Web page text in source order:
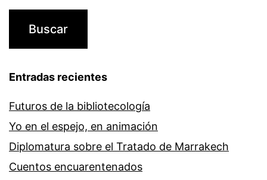
Entradas recientes
Futuros de la bibliotecología
Yo en el espejo, en animación
Diplomatura sobre el Tratado de Marrakech
Cuentos encuarentenados